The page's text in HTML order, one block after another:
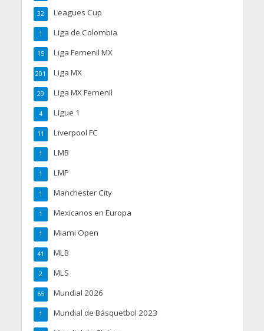
Leagues Cup
32
Liga de Colombia
1
Liga Femenil MX
15
Liga MX
201
Liga MX Femenil
29
Ligue 1
4
Liverpool FC
11
LMB
1
LMP
1
Manchester City
1
Mexicanos en Europa
1
Miami Open
1
MLB
41
MLS
2
Mundial 2026
65
Mundial de Básquetbol 2023
1